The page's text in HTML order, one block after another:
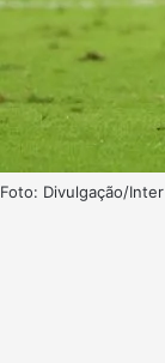
Foto: Divulgação/Inter